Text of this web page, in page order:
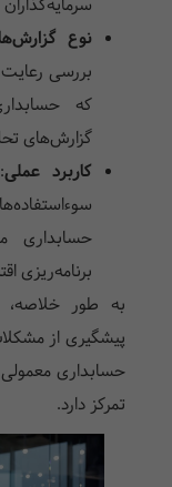
نوع
بررسی
که
گزارش‌های
کاربرد عملی:
حسابداری
برنامه‌ریزی
به طور خلاصه،
پیشگیری از
حسابداری
تمرکز دارد.